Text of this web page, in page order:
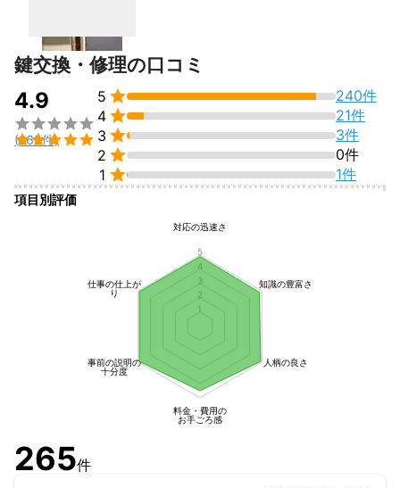
鍵交換・修理の口コミ
4.9


(265件)
5 
240件
4 
21件
3 
3件
2 
0件
1  1件
項目別評価
対応の迅速さ
知識の豊富さ
人柄の良さ
料金・費用の
お手ごろ感
事前の説明の
十分度
仕事の仕上が
り
1
2
3
4
5
265件